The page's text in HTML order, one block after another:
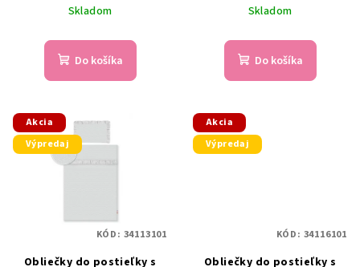
Skladom
Do košíka
Skladom
Do košíka
Akcia
Výpredaj
Obliečky do postieľky s
KÓD: 34113101
Akcia
Výpredaj
Obliečky do postieľky s
KÓD: 34116101